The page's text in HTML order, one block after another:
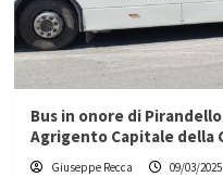
Bus in onore di
Agrigento Capitale della
Giuseppe Recca 09/03/2025